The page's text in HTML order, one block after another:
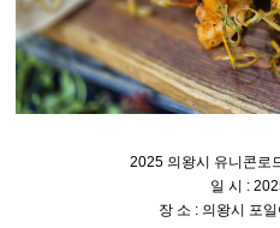
2025 의왕시 유니콘로
일 시 :
장 소 : 의왕시 포